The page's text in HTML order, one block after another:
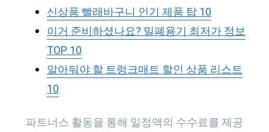
신상품 빨래바구니 인기 제품 탑 10
이거 준비하셨나요? 밀폐용기 최저가 정보
TOP 10
알아둬야 할 트렁크매트 할인 상품 리스트
10
파트너스 활동을 통해 일정액의 수수료를 제공